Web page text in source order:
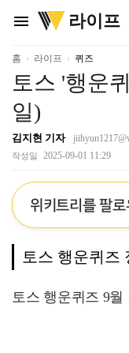
menu
위
키
리
라이프
홈 라이프 퀴즈
토스 '행운
일)
김지현 기자
작성일 2025-09-01 11:29
위키트리를 팔
토스 행운퀴즈
토스 행운퀴즈 9월